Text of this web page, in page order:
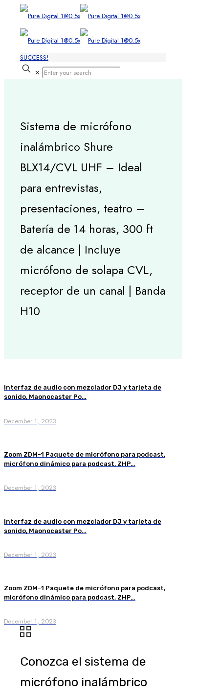
SUCCESS!
✕
Sistema de micrófono
inalámbrico Shure
BLX14/CVL UHF – Ideal
para entrevistas,
presentaciones, teatro –
Batería de 14 horas, 300 ft
de alcance | Incluye
micrófono de solapa CVL,
receptor de un canal | Banda
H10
Interfaz de audio con mezclador DJ y tarjeta de
sonido, Maonocaster Po…
December 1, 2023
Zoom ZDM-1 Paquete de micrófono para podcast,
micrófono dinámico para podcast, ZHP…
December 1, 2023
Interfaz de audio con mezclador DJ y tarjeta de
sonido, Maonocaster Po…
December 1, 2023
Zoom ZDM-1 Paquete de micrófono para podcast,
micrófono dinámico para podcast, ZHP…
December 1, 2023
Conozca el sistema de
micrófono inalámbrico